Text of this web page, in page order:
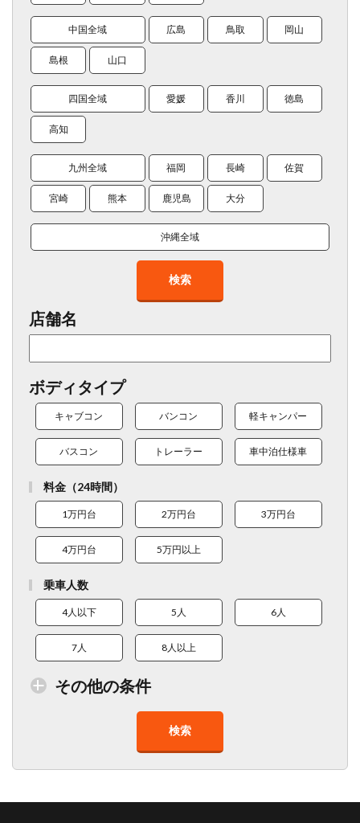
中国全域 広島 鳥取 岡山
島根 山口
四国全域 愛媛 香川 徳島
高知
九州全域 福岡 長崎 佐賀
宮崎 熊本 鹿児島 大分
沖縄全域
検索
店舗名
ボディタイプ
キャブコン バンコン 軽キャンパー
バスコン トレーラー 車中泊仕様車
料金（24時間）
1万円台 2万円台 3万円台
4万円台 5万円以上
乗車人数
4人以下 5人 6人
7人 8人以上
その他の条件
検索